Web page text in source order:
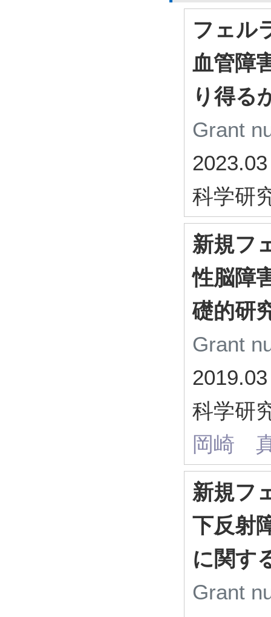
フェル
血管障
り得る
Grant
2023.03
科学研
新規フ
性脳障
礎的研
Grant
2019.03
科学研
岡崎
新規フ
下反射
に関す
Grant